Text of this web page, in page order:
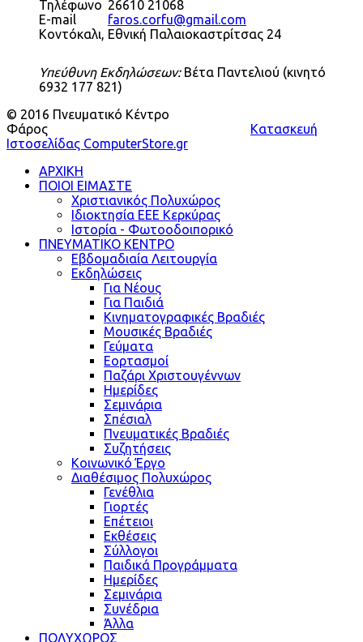
Τηλέφωνο 26610 21068
E-mail
faros.corfu@gmail.com
Κοντόκαλι, Εθνική Παλαιοκαστρίτσας 24
Υπεύθυνη Εκδηλώσεων:Βέτα Παντελιού (κινητό
6932 177 821)
© 2016 Πνευματικό Κέντρο
Φάρος
Κατασκευή
Ιστοσελίδας ComputerStore.gr
ΑΡΧΙΚΗ
ΠΟΙΟΙ ΕΙΜΑΣΤΕ
Χριστιανικός Πολυχώρος
Ιδιοκτησία ΕΕΕ Κερκύρας
Ιστορία - Φωτοοδοιπορικό
ΠΝΕΥΜΑΤΙΚΟ ΚΕΝΤΡΟ
Εβδομαδιαία Λειτουργία
Εκδηλώσεις
Για Νέους
Για Παιδιά
Κινηματογραφικές Βραδιές
Μουσικές Βραδιές
Γεύματα
Εορτασμοί
Παζάρι Χριστουγέννων
Ημερίδες
Σεμινάρια
Σπέσιαλ
Πνευματικές Βραδιές
Συζητήσεις
Κοινωνικό Έργο
Διαθέσιμος Πολυχώρος
Γενέθλια
Γιορτές
Επέτειοι
Εκθέσεις
Σύλλογοι
Παιδικά Προγράμματα
Ημερίδες
Σεμινάρια
Συνέδρια
Άλλα
ΠΟΛΥΧΩΡΟΣ